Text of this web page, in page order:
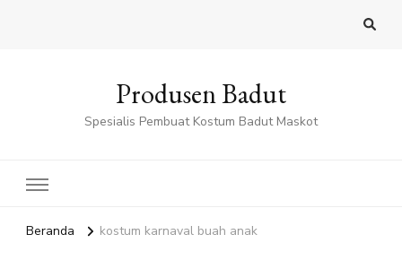
Produsen Badut
Spesialis Pembuat Kostum Badut Maskot
Beranda kostum karnaval buah anak